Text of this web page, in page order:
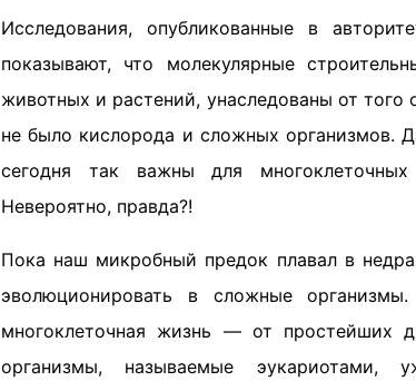
Исследования, опубликованные в
показывают, что молекулярные
животных и растений, унаследованы от
не было кислорода и сложных организмов.
сегодня так важны для
Невероятно, правда?!
Пока наш микробный предок плавал в
эволюционировать в сложные
многоклеточная жизнь — от
организмы, называемые эукариотами,